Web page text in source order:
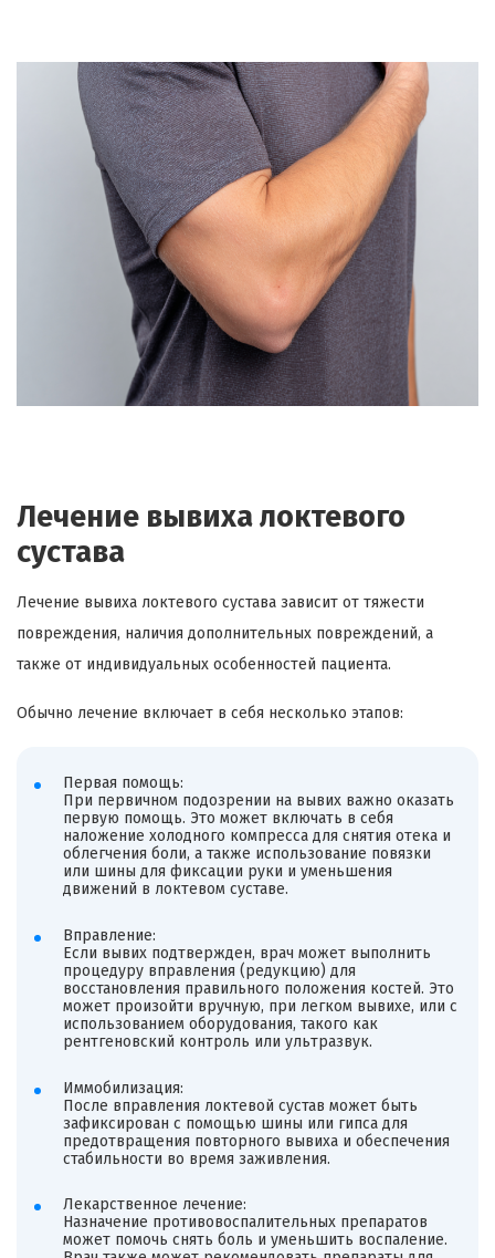
Лечение вывиха локтевого
сустава
Лечение вывиха локтевого сустава зависит от тяжести
повреждения, наличия дополнительных повреждений, а
также от индивидуальных особенностей пациента.
Обычно лечение включает в себя несколько этапов:
Первая помощь:
При первичном подозрении на вывих важно оказать
первую помощь. Это может включать в себя
наложение холодного компресса для снятия отека и
облегчения боли, а также использование повязки
или шины для фиксации руки и уменьшения
движений в локтевом суставе.
Вправление:
Если вывих подтвержден, врач может выполнить
процедуру вправления (редукцию) для
восстановления правильного положения костей. Это
может произойти вручную, при легком вывихе, или с
использованием оборудования, такого как
рентгеновский контроль или ультразвук.
Иммобилизация:
После вправления локтевой сустав может быть
зафиксирован с помощью шины или гипса для
предотвращения повторного вывиха и обеспечения
стабильности во время заживления.
Лекарственное лечение:
Назначение противовоспалительных препаратов
может помочь снять боль и уменьшить воспаление.